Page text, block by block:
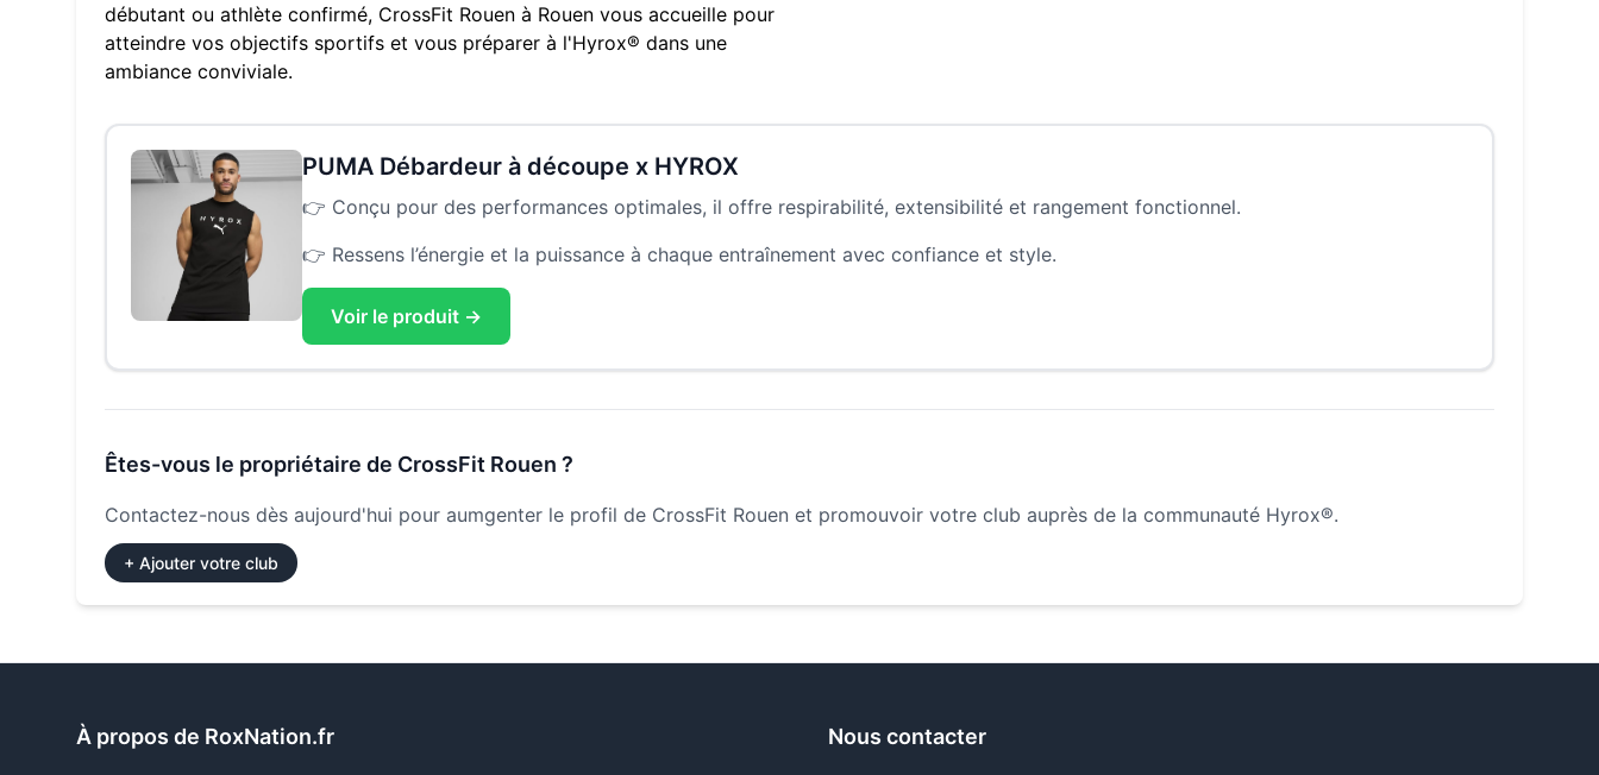
débutant ou athlète confirmé, CrossFit Rouen à Rouen vous accueille pour
atteindre vos objectifs sportifs et vous préparer à l'Hyrox® dans une
ambiance conviviale.
PUMA Débardeur à découpe x HYROX
👉 Conçu pour des performances optimales, il offre respirabilité, extensibilité et rangement fonctionnel.
👉 Ressens l’énergie et la puissance à chaque entraînement avec confiance et style.
Voir le produit →
Êtes-vous le propriétaire de CrossFit Rouen ?
Contactez-nous dès aujourd'hui pour aumgenter le profil de CrossFit Rouen et promouvoir votre club auprès de la communauté Hyrox®.
+ Ajouter votre club
À propos de RoxNation.fr Nous contacter